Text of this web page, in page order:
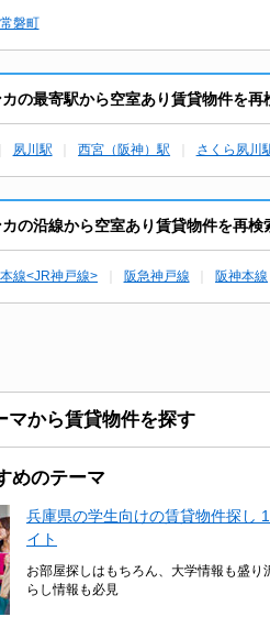
磐町
の最寄駅から空室あり賃貸物件を再
夙川駅 西宮（阪神）駅 さくら夙川
の沿線から空室あり賃貸物件を再検
線<JR神戸線> 阪急神戸線 阪神本線
マから賃貸物件を探す
めのテーマ
兵庫県の学生向けの賃貸物件探し
イト
お部屋探しはもちろん、大学情報も盛り
らし情報も必見